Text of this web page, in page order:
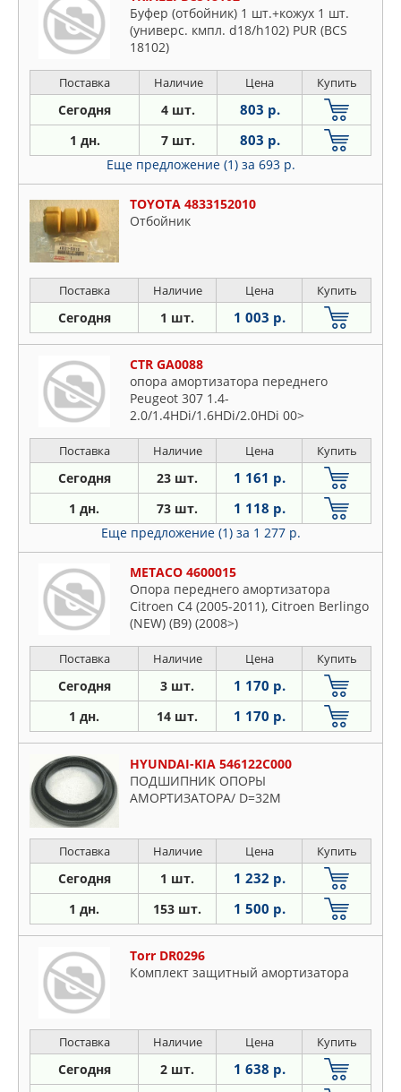
Буфер (отбойник) 1 шт.+кожух 1 шт.
(универс. кмпл. d18/h102) PUR (BCS
18102)
Поставка Наличие Цена Купить
Сегодня 4 шт. 803 р.
1 дн. 7 шт. 803 р.
Еще предложение (1) за 693 р.
TOYOTA 4833152010
Отбойник
Поставка Наличие Цена Купить
Сегодня 1 шт. 1 003 р.
CTR GA0088
опора амортизатора переднего
Peugeot 307 1.4-
2.0/1.4HDi/1.6HDi/2.0HDi 00>
Поставка Наличие Цена Купить
Сегодня 23 шт. 1 161 р.
1 дн. 73 шт. 1 118 р.
Еще предложение (1) за 1 277 р.
METACO 4600015
Опора переднего амортизатора
Citroen C4 (2005-2011), Citroen Berlingo
(NEW) (B9) (2008>)
Поставка Наличие Цена Купить
Сегодня 3 шт. 1 170 р.
1 дн. 14 шт. 1 170 р.
HYUNDAI-KIA 546122C000
ПОДШИПНИК ОПОРЫ
АМОРТИЗАТОРА/ D=32М
Поставка Наличие Цена Купить
Сегодня 1 шт. 1 232 р.
1 дн. 153 шт. 1 500 р.
Torr DR0296
Комплект защитный амортизатора
Поставка Наличие Цена Купить
Сегодня 2 шт. 1 638 р.